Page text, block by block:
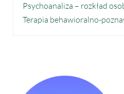
Psychoanaliza – rozkład
Terapia behawioralno-